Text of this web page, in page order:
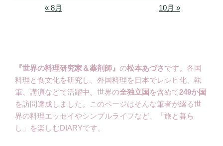
« 8月 10月 »
『世界の料理研究家＆薬剤師』 の松本あづさです。各国
料理と食文化を研究し、外国料理を日本でレシピ化、執
筆、講演などで活躍中。世界の全独立国 を含めて249か国
を訪問達成しました。このページはそんな筆者が綴る世
界の料理エッセイやシンプルライフなど、「旅と暮ら
し」を楽しむDIARYです。